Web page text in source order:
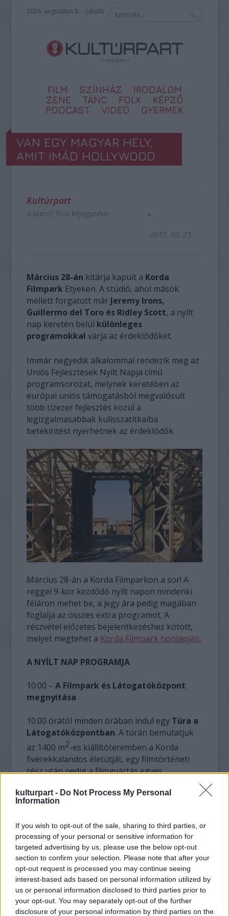
kulturpart - Do Not Process My Personal
Information
If you wish to opt-out of the sale, sharing to third parties, or
processing of your personal or sensitive information for
targeted advertising by us, please use the below opt-out
section to confirm your selection. Please note that after your
opt-out request is processed you may continue seeing
interest-based ads based on personal information utilized by
us or personal information disclosed to third parties prior to
your opt-out. You may separately opt-out of the further
disclosure of your personal information by third parties on the
2026. augusztus 8. – László
FILM SZÍNHÁZ
IRODALOM
ZENE
TÁNC FOLK
KÉPZŐ
PODCAST
VIDEÓ GYERMEK
VAN EGY MAGYAR HELY,
AMIT IMÁD HOLLYWOOD
Kultúrpart
a szerző friss bejegyzései
2015. 03. 25.
Március 28-án kitárja kapuit a Korda
Filmpark Etyeken. A stúdió, ahol mások
mellett forgatott már Jeremy Irons,
Guillermo del Toro és Ridley Scott, a nyílt
nap keretén belül különleges
programokkal várja az érdeklődőket.
Immár negyedik alkalommal rendezik meg az
Uniós Fejlesztések Nyílt Napja című
programsorozat, melynek keretében az
európai uniós támogatásból megvalósult
több tízezer fejlesztés közül a
legizgalmasabbak kulisszatitkaiba
betekintést nyerhetnek az érdeklődők.
Március 28-án a Korda Filmparkon a sor! A
reggel 9-kor kezdődő nyílt napon mindenki
féláron mehet be, a jegy ára pedig magában
foglalja az összes extra programot. A
részvétel előzetes bejelentkezéshez kötött,
melyet megtehet a Korda Filmpark honlapján.
A NYÍLT NAP PROGRAMJA
10:00 –A Filmpark és Látogatóközpont
megnyitása
10.00 órától minden órában indul egy Túra a
Látogatóközpontban. A túrán bemutatjuk
az 1400 m2-es kiállítóteremben a Korda
fivérekkalandos életútját, egy filmtörténeti
rész után pedig a filmgyártás egyes
10.30, 11.45, 12.45, 13.45, 14.45, 15.45, 16.45 és
a Class FM műsorvezetőjével
12.00, 13.00, 15.00, 16.00, 17.00:Smink- és
maszkmesteri bemutató(alkalmanként 5
szerencsés nyertes az élő bemutató részese
lehet)
13.00 – 14.00Lovagi torna